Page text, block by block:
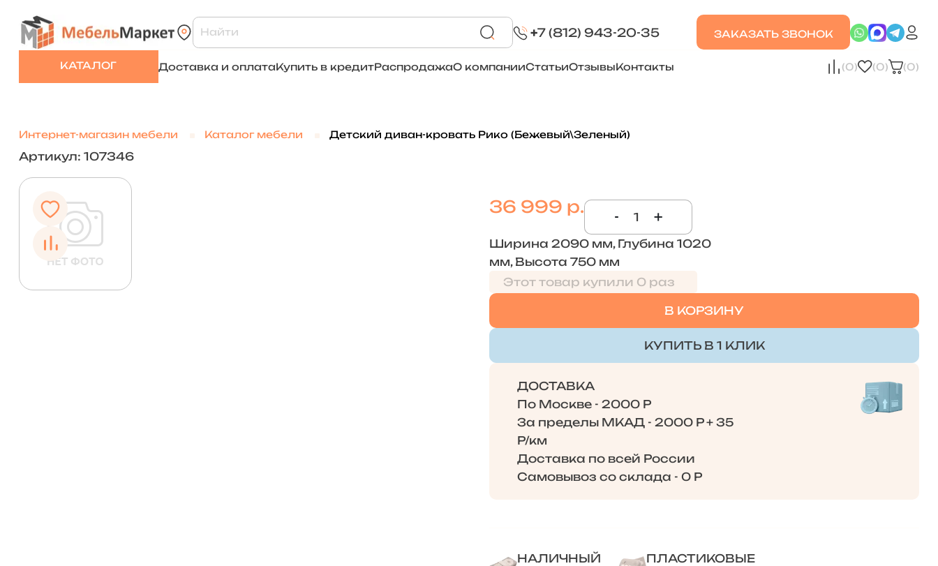
+7 (812) 943-20-35 ЗАКАЗАТЬ ЗВОНОК
КАТАЛОГ Доставка и оплатаКупить в кредитРаспродажаО компанииСтатьиОтзывыКонтакты (0) (0) (0)
Интернет-магазин мебели Каталог мебели Детский диван-кровать Рико (Бежевый\Зеленый)
Артикул: 107346
36 999 р. - +
Ширина 2090 мм, Глубина 1020
мм, Высота 750 мм
Этот товар купили 0 раз
В КОРЗИНУ
КУПИТЬ В 1 КЛИК
ДОСТАВКА
По Москве - 2000 Р
За пределы МКАД - 2000 Р + 35
Р/км
Доставка по всей России
Самовывоз со склада - 0 Р
НАЛИЧНЫЙ
ПЛАСТИКОВЫЕ